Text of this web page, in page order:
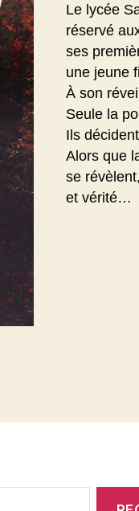
Le lycée
réservé
ses
une jeune
À son
Seule la
Ils
Alors que
se
et vérité…